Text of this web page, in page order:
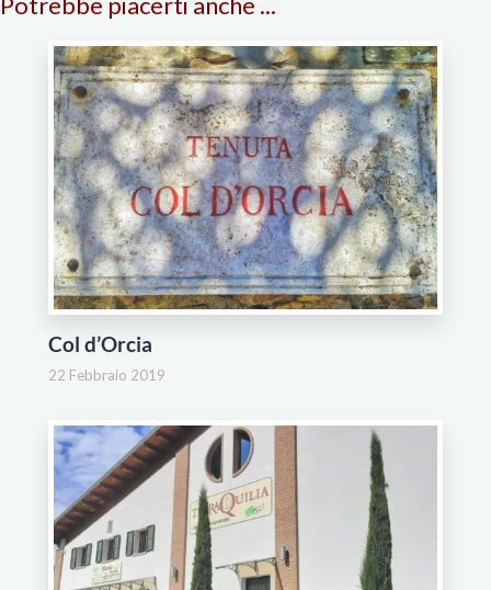
Col d’Orcia
22 Febbraio 2019